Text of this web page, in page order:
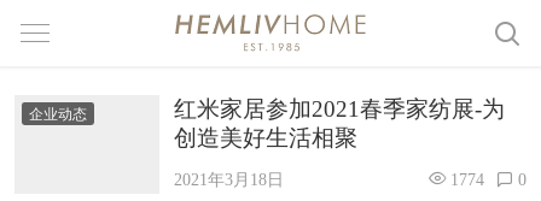
企业动态
红米家居参加2021春季家纺展-为
创造美好生活相聚
2021年3月18日 1774 0